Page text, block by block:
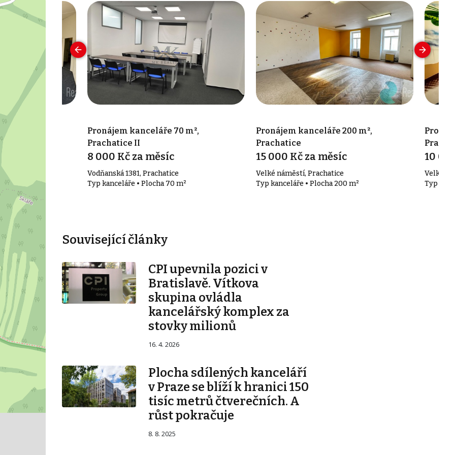
m²,
m²
Pronájem kanceláře 70 m²,
Prachatice II
8 000 Kč za měsíc
Vodňanská 1381, Prachatice
Typ kanceláře • Plocha 70 m²
Pronájem kanceláře 200 m²,
Prachatice
15 000 Kč za měsíc
Velké náměstí, Prachatice
Typ kanceláře • Plocha 200 m²
10
Velké
Typ
Související články
CPI upevnila pozici v
Bratislavě. Vítkova
skupina ovládla
kancelářský komplex za
stovky milionů
16. 4. 2026
Plocha sdílených kanceláří
v Praze se blíží k hranici 150
tisíc metrů čtverečních. A
růst pokračuje
8. 8. 2025